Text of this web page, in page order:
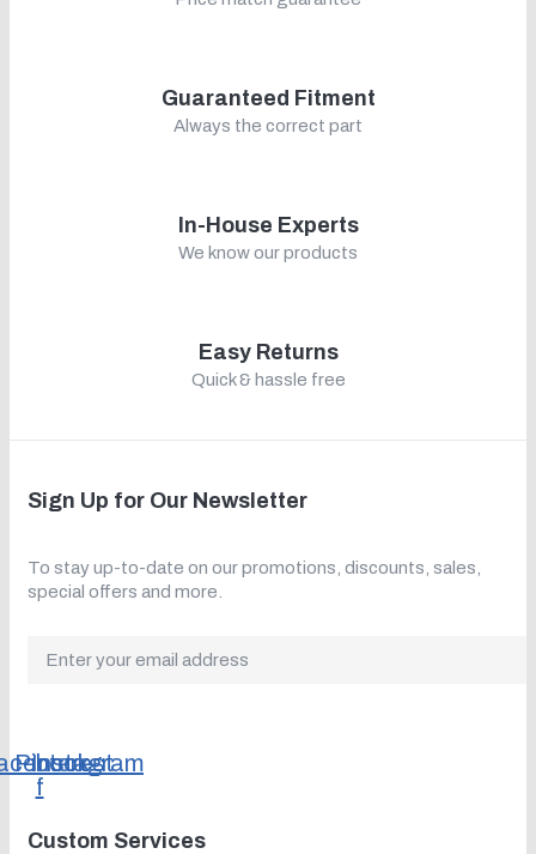
Guaranteed Fitment
Always the correct part
In-House Experts
We know our products
Easy Returns
Quick & hassle free
Sign Up for Our Newsletter
To stay up-to-date on our promotions, discounts, sales,
special offers and more.
f
Pinterest
Instagram
Custom Services